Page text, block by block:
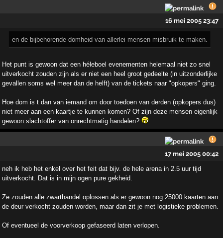
16 mei 2005 23:47
en de bijbehorende domheid van allerlei mensen misbruik te maken.
Het punt is gewoon dat een héleboel evenementen helemaal niet zo snel
uitverkocht zouden zijn als er niet een heel groot gedeelte (in uitzonderlijke
gevallen soms wel meer dan de helft) van de tickets naar "opkopers" ging.
Hoe dom is t dan van iemand om door toedoen van derden (opkopers dus)
niet meer aan een kaartje te kunnen komen? Of zijn deze mensen eigenlijk
gewoon slachtoffer van onrechtmatig handelen?
17 mei 2005 00:42
neh ik heb het enkel over het feit dat bijv. de hele arena in 2.5 uur tijd
uitverkocht. Dat is in mijn ogen pure gekheid.
Ze zouden alle zwarthandel oplossen als er gewoon nog 25000 kaarten aan
de deur verkocht zouden worden, maar dan zit je met logistieke problemen.
Of eventueel de voorverkoop gefaseerd laten verlopen.